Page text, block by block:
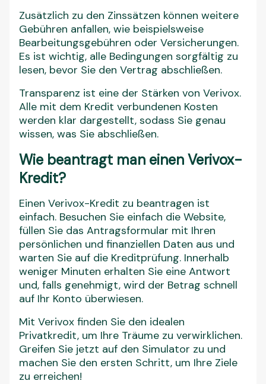
Zusätzlich zu den Zinssätzen können weitere
Gebühren anfallen, wie beispielsweise
Bearbeitungsgebühren oder Versicherungen.
Es ist wichtig, alle Bedingungen sorgfältig zu
lesen, bevor Sie den Vertrag abschließen.
Transparenz ist eine der Stärken von Verivox.
Alle mit dem Kredit verbundenen Kosten
werden klar dargestellt, sodass Sie genau
wissen, was Sie abschließen.
Wie beantragt man einen Verivox-
Kredit?
Einen Verivox-Kredit zu beantragen ist
einfach. Besuchen Sie einfach die Website,
füllen Sie das Antragsformular mit Ihren
persönlichen und finanziellen Daten aus und
warten Sie auf die Kreditprüfung. Innerhalb
weniger Minuten erhalten Sie eine Antwort
und, falls genehmigt, wird der Betrag schnell
auf Ihr Konto überwiesen.
Mit Verivox finden Sie den idealen
Privatkredit, um Ihre Träume zu verwirklichen.
Greifen Sie jetzt auf den Simulator zu und
machen Sie den ersten Schritt, um Ihre Ziele
zu erreichen!